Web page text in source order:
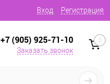
Вход Регистрация
+7 (905) 925-71-10
Заказать звонок
0